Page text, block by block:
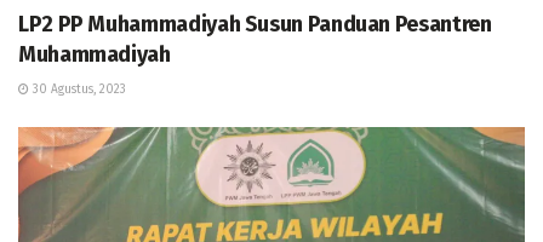
LP2 PP Muhammadiyah Susun Panduan Pesantren
Muhammadiyah
30 Agustus, 2023